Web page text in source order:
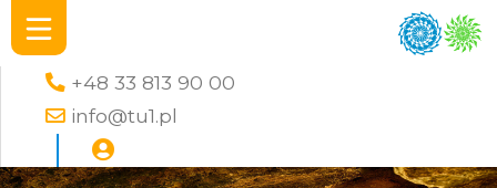
+48 33 813 90 00
info@tu1.pl